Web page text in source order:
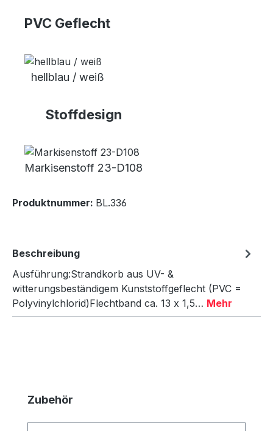
PVC Geflecht
hellblau / weiß
Stoffdesign
Markisenstoff 23-D108
Produktnummer: BL.336
Beschreibung
Ausführung:Strandkorb aus UV- &
witterungsbeständigem Kunststoffgeflecht (PVC =
Polyvinylchlorid)Flechtband ca. 13 x 1,5… Mehr
Produktgalerie überspringen
Zubehör